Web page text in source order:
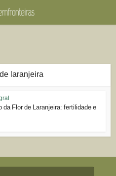
laranjeira
da Flor de Laranjeira: fertilidade e